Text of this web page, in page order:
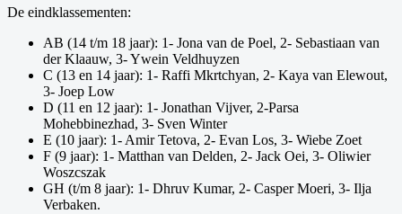
De eindklassementen:
AB (14 t/m 18 jaar): 1- Jona van de Poel, 2- Sebastiaan van
der Klaauw, 3- Ywein Veldhuyzen
C (13 en 14 jaar): 1- Raffi Mkrtchyan, 2- Kaya van Elewout,
3- Joep Low
D (11 en 12 jaar): 1- Jonathan Vijver, 2-Parsa
Mohebbinezhad, 3- Sven Winter
E (10 jaar): 1- Amir Tetova, 2- Evan Los, 3- Wiebe Zoet
F (9 jaar): 1- Matthan van Delden, 2- Jack Oei, 3- Oliwier
Woszcszak
GH (t/m 8 jaar): 1- Dhruv Kumar, 2- Casper Moeri, 3- Ilja
Verbaken.